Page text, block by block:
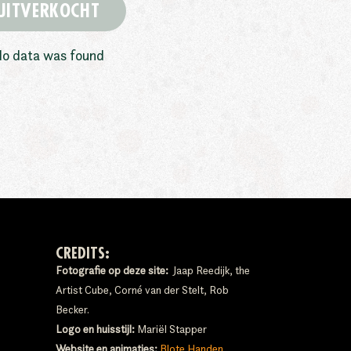
data was found
CREDITS:
Fotografie op deze site: Jaap Reedijk, the
Artist Cube, Corné van der Stelt, Rob
Becker.
Logo en huisstijl: Mariël Stapper